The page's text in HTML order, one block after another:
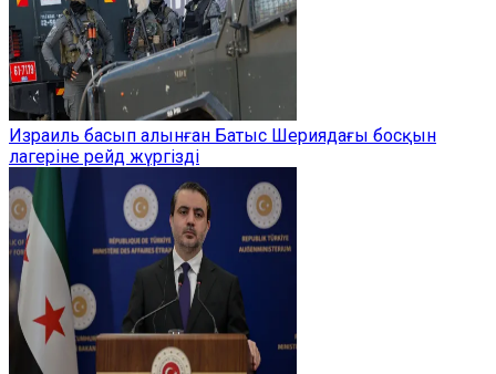
Израиль басып алынған Батыс Шериядағы босқын
лагеріне рейд жүргізді